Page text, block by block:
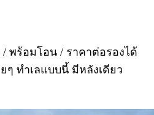
พร้อมโอน / ราคาต่อรองได้
ทำเลแบบนี้ มีหลังเดียว